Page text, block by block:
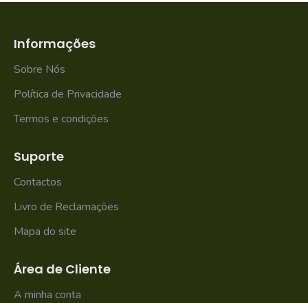
Informações
Sobre Nós
Política de Privacidade
Termos e condições
Suporte
Contactos
Livro de Reclamações
Mapa do site
Área de Cliente
A minha conta